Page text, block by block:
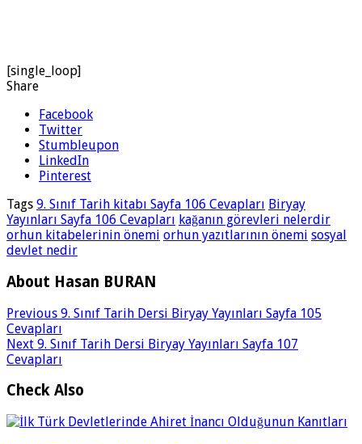
[single_loop]
Share
Facebook
Twitter
Stumbleupon
LinkedIn
Pinterest
Tags 9. Sınıf Tarih kitabı Sayfa 106 Cevapları Biryay
Yayınları Sayfa 106 Cevapları kağanın görevleri nelerdir
orhun kitabelerinin önemi orhun yazıtlarının önemi sosyal
devlet nedir
About Hasan BURAN
Previous 9. Sınıf Tarih Dersi Biryay Yayınları Sayfa 105
Cevapları
Next 9. Sınıf Tarih Dersi Biryay Yayınları Sayfa 107
Cevapları
Check Also